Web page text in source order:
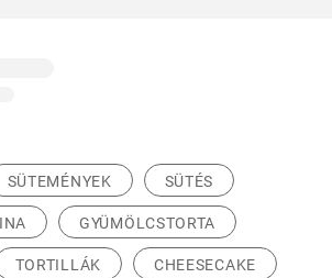
SÜTEMÉNYEK SÜTÉS
GYÜMÖLCSTORTA
TORTILLÁK CHEESECAKE